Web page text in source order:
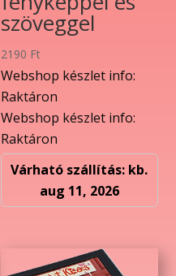
szöveggel
2190 Ft
Webshop készlet info:
Raktáron
Webshop készlet info:
Raktáron
Várható szállítás: kb.
aug 11, 2026